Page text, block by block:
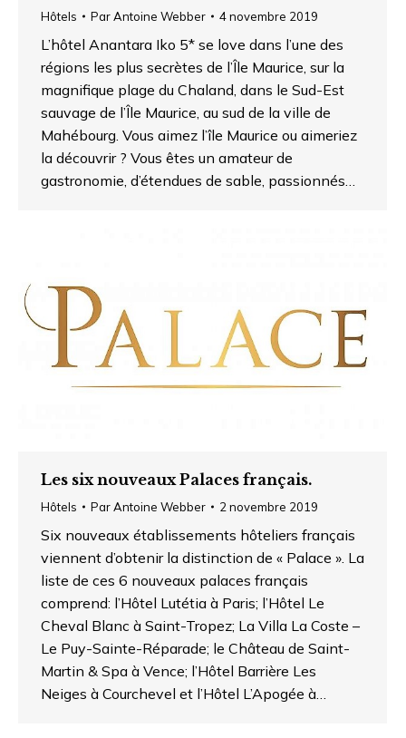
Hôtels ParAntoine Webber 4 novembre 2019
L’hôtel Anantara Iko 5* se love dans l’une des
régions les plus secrètes de l’Île Maurice, sur la
magnifique plage du Chaland, dans le Sud-Est
sauvage de l’Île Maurice, au sud de la ville de
Mahébourg. Vous aimez l’île Maurice ou aimeriez
la découvrir ? Vous êtes un amateur de
gastronomie, d’étendues de sable, passionnés…
Les six nouveaux Palaces français.
Hôtels ParAntoine Webber 2 novembre 2019
Six nouveaux établissements hôteliers français
viennent d’obtenir la distinction de « Palace ». La
liste de ces 6 nouveaux palaces français
comprend: l’Hôtel Lutétia à Paris; l’Hôtel Le
Cheval Blanc à Saint-Tropez; La Villa La Coste –
Le Puy-Sainte-Réparade; le Château de Saint-
Martin & Spa à Vence; l’Hôtel Barrière Les
Neiges à Courchevel et l’Hôtel L’Apogée à…